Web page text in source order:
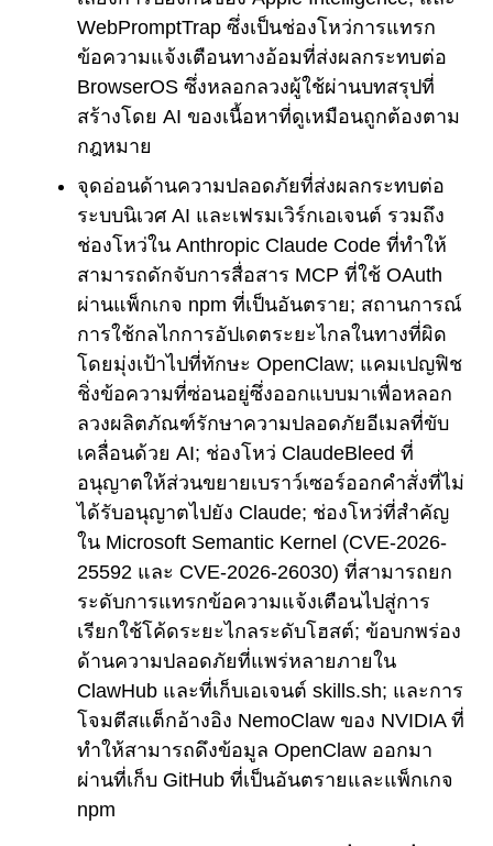
WebPromptTrap ซึ่งเป็นช่องโหว่การแทรก
ข้อความแจ้งเตือนทางอ้อมที่ส่งผลกระทบต่อ
BrowserOS ซึ่งหลอกลวงผู้ใช้ผ่านบทสรุปที่
สร้างโดย AI ของเนื้อหาที่ดูเหมือนถูกต้องตาม
กฎหมาย
จุดอ่อนด้านความปลอดภัยที่ส่งผลกระทบต่อ
ระบบนิเวศ AI และเฟรมเวิร์กเอเจนต์ รวมถึง
ช่องโหว่ใน Anthropic Claude Code ที่ทำให้
สามารถดักจับการสื่อสาร MCP ที่ใช้ OAuth
ผ่านแพ็กเกจ npm ที่เป็นอันตราย; สถานการณ์
การใช้กลไกการอัปเดตระยะไกลในทางที่ผิด
โดยมุ่งเป้าไปที่ทักษะ OpenClaw; แคมเปญฟิช
ชิ่งข้อความที่ซ่อนอยู่ซึ่งออกแบบมาเพื่อหลอก
ลวงผลิตภัณฑ์รักษาความปลอดภัยอีเมลที่ขับ
เคลื่อนด้วย AI; ช่องโหว่ ClaudeBleed ที่
อนุญาตให้ส่วนขยายเบราว์เซอร์ออกคำสั่งที่ไม่
ได้รับอนุญาตไปยัง Claude; ช่องโหว่ที่สำคัญ
ใน Microsoft Semantic Kernel (CVE-2026-
25592 และ CVE-2026-26030) ที่สามารถยก
ระดับการแทรกข้อความแจ้งเตือนไปสู่การ
เรียกใช้โค้ดระยะไกลระดับโฮสต์; ข้อบกพร่อง
ด้านความปลอดภัยที่แพร่หลายภายใน
ClawHub และที่เก็บเอเจนต์ skills.sh; และการ
โจมตีสแต็กอ้างอิง NemoClaw ของ NVIDIA ที่
ทำให้สามารถดึงข้อมูล OpenClaw ออกมา
ผ่านที่เก็บ GitHub ที่เป็นอันตรายและแพ็กเกจ
npm